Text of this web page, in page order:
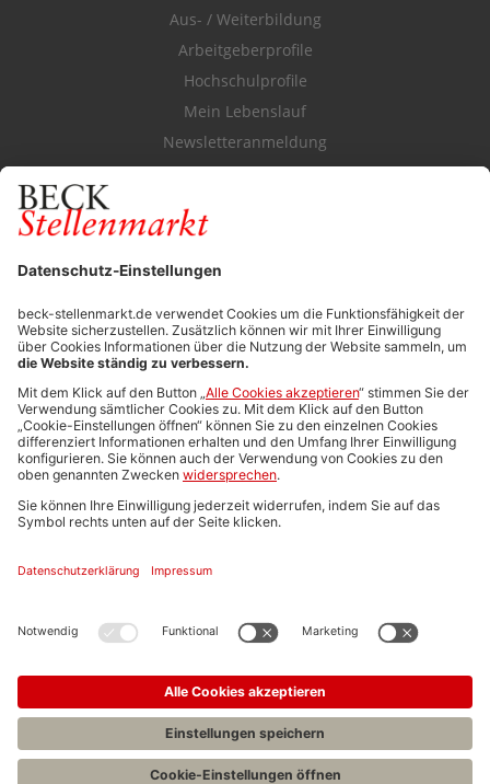
Aus- / Weiterbildung
Arbeitgeberprofile
Hochschulprofile
Mein Lebenslauf
Newsletteranmeldung
Durchsuchen Sie den Stellenkatalog
FÜR ARBEITGEBER
Stellenmarktpreise
Anzeigen-AGB
Media-Daten
Newsletteranmeldung
Produktübersicht
ALLGEMEIN
FAQs
Impressum
Stellenangebote C.H.BECK